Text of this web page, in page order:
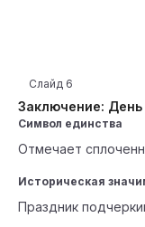
Заключение: День
Слайд 6
Символ единства
Отмечает
Историческая
Праздник